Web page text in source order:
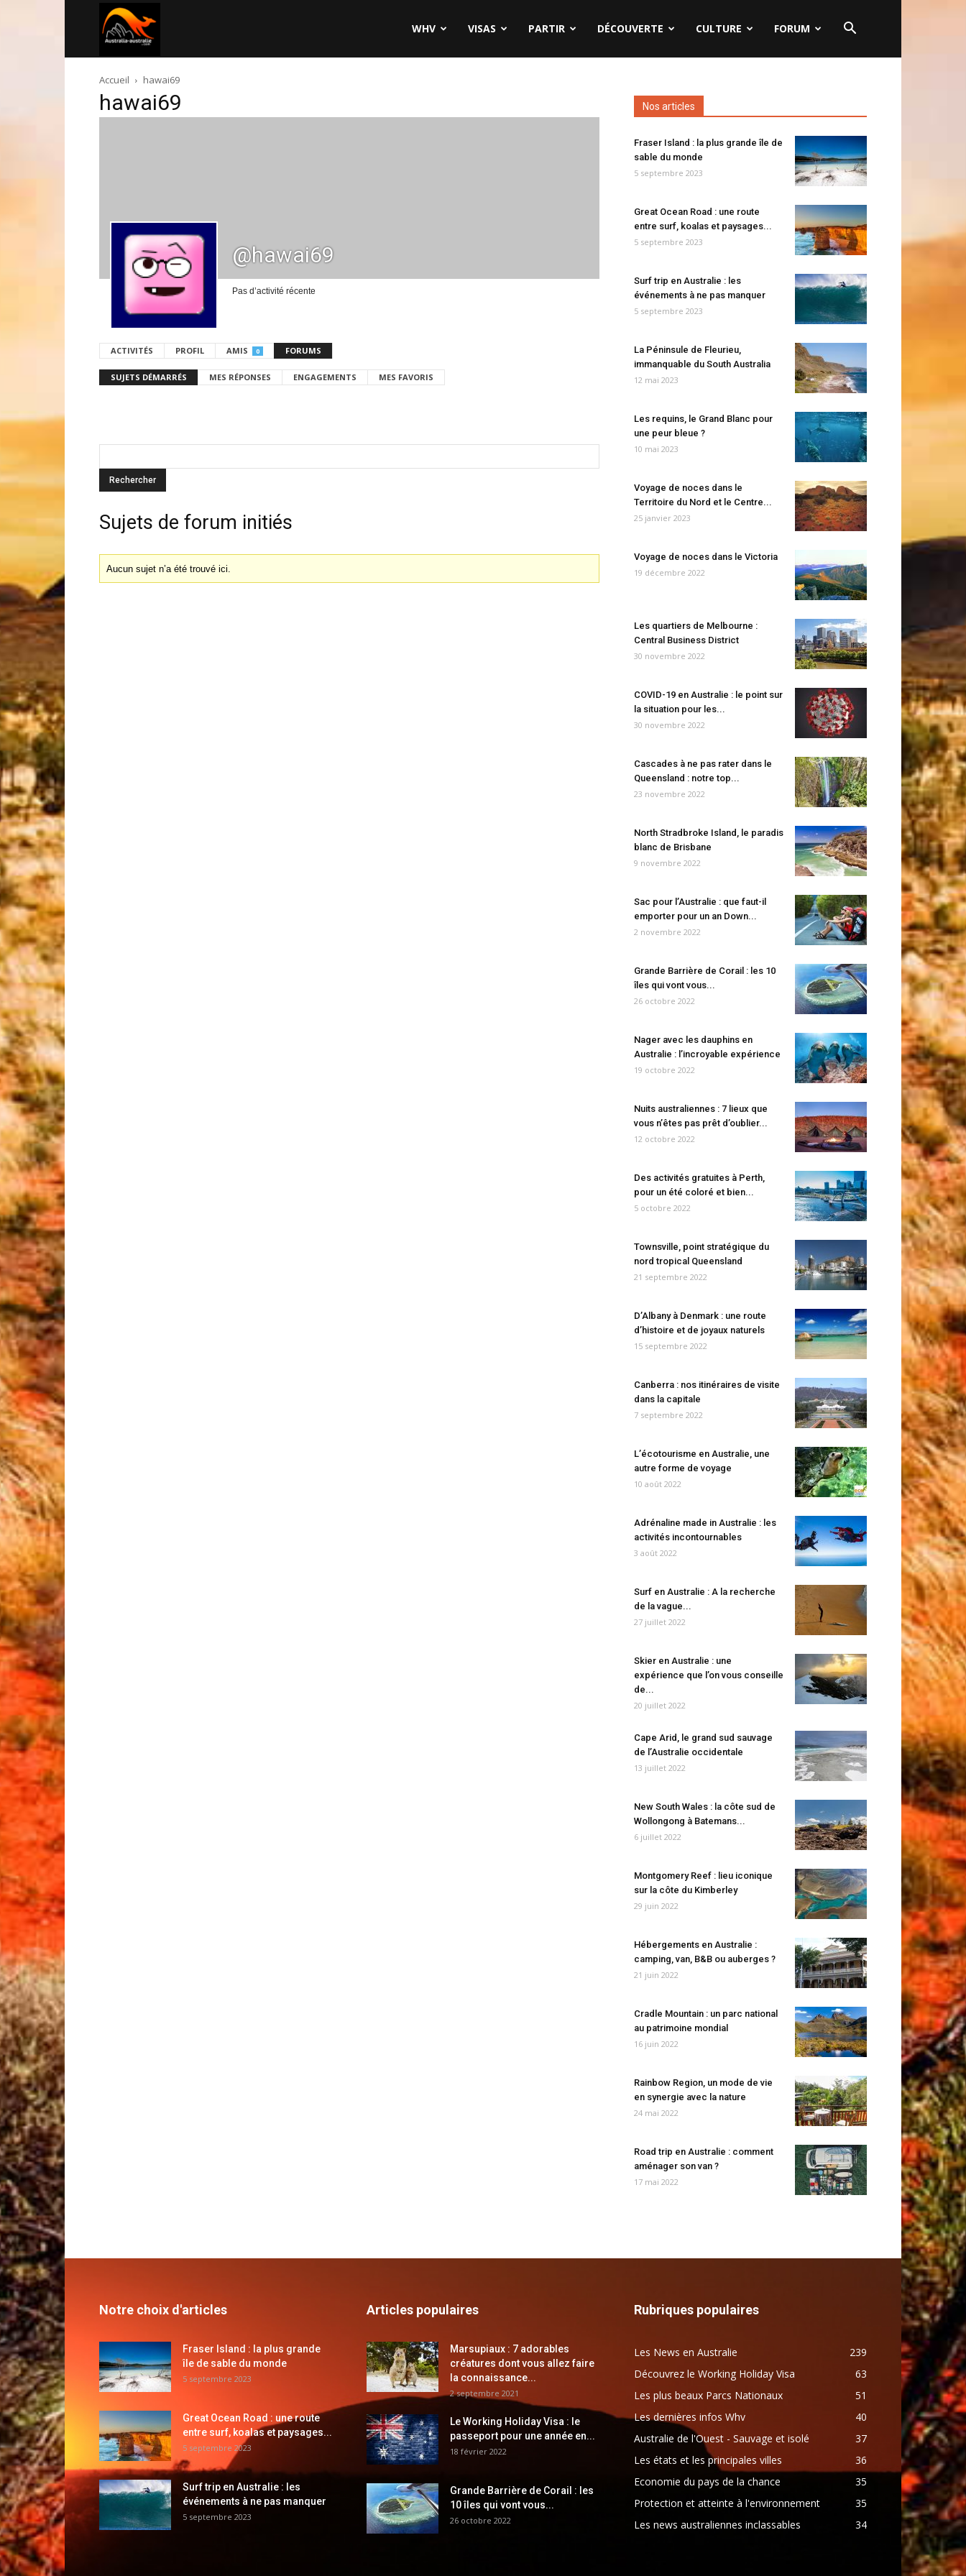
australie.com
WHV VISAS PARTIR DÉCOUVERTE CULTURE FORUM
Accueil hawai69
hawai69
@hawai69
Pas d’activité récente
ACTIVITÉS PROFIL AMIS 0 FORUMS
SUJETS DÉMARRÉS MES RÉPONSES ENGAGEMENTS MES FAVORIS
Sujets de forum initiés
Aucun sujet n’a été trouvé ici.
Nos articles
Fraser Island : la plus grande île de
sable du monde
5 septembre 2023
Great Ocean Road : une route
entre surf, koalas et paysages...
5 septembre 2023
Surf trip en Australie : les
événements à ne pas manquer
5 septembre 2023
La Péninsule de Fleurieu,
immanquable du South Australia
12 mai 2023
Les requins, le Grand Blanc pour
une peur bleue ?
10 mai 2023
Voyage de noces dans le
Territoire du Nord et le Centre...
25 janvier 2023
Voyage de noces dans le Victoria
19 décembre 2022
Les quartiers de Melbourne :
Central Business District
30 novembre 2022
COVID-19 en Australie : le point sur
la situation pour les...
30 novembre 2022
Cascades à ne pas rater dans le
Queensland : notre top...
23 novembre 2022
North Stradbroke Island, le paradis
blanc de Brisbane
9 novembre 2022
Sac pour l’Australie : que faut-il
emporter pour un an Down...
2 novembre 2022
Grande Barrière de Corail : les 10
îles qui vont vous...
26 octobre 2022
Nager avec les dauphins en
Australie : l’incroyable expérience
19 octobre 2022
Nuits australiennes : 7 lieux que
vous n’êtes pas prêt d’oublier...
12 octobre 2022
Des activités gratuites à Perth,
pour un été coloré et bien...
5 octobre 2022
Townsville, point stratégique du
nord tropical Queensland
21 septembre 2022
D’Albany à Denmark : une route
d’histoire et de joyaux naturels
15 septembre 2022
Canberra : nos itinéraires de visite
dans la capitale
7 septembre 2022
L’écotourisme en Australie, une
autre forme de voyage
10 août 2022
Adrénaline made in Australie : les
activités incontournables
3 août 2022
Surf en Australie : A la recherche
de la vague...
27 juillet 2022
Skier en Australie : une
expérience que l’on vous conseille
de...
20 juillet 2022
Cape Arid, le grand sud sauvage
de l’Australie occidentale
13 juillet 2022
New South Wales : la côte sud de
Wollongong à Batemans...
6 juillet 2022
Montgomery Reef : lieu iconique
sur la côte du Kimberley
29 juin 2022
Hébergements en Australie :
camping, van, B&B ou auberges ?
21 juin 2022
Cradle Mountain : un parc national
au patrimoine mondial
16 juin 2022
Rainbow Region, un mode de vie
en synergie avec la nature
24 mai 2022
Road trip en Australie : comment
aménager son van ?
17 mai 2022
Notre choix d'articles
Fraser Island : la plus grande
île de sable du monde
5 septembre 2023
Great Ocean Road : une route
entre surf, koalas et paysages...
5 septembre 2023
Surf trip en Australie : les
événements à ne pas manquer
5 septembre 2023
Articles populaires
Marsupiaux : 7 adorables
créatures dont vous allez faire
la connaissance...
2 septembre 2021
Le Working Holiday Visa : le
passeport pour une année en...
18 février 2022
Grande Barrière de Corail : les
10 îles qui vont vous...
26 octobre 2022
Rubriques populaires
Les News en Australie
239
Découvrez le Working Holiday Visa
63
Les plus beaux Parcs Nationaux
51
Les dernières infos Whv
40
Australie de l'Ouest - Sauvage et isolé
37
Les états et les principales villes
36
Economie du pays de la chance
35
Protection et atteinte à l'environnement
35
Les news australiennes inclassables
34